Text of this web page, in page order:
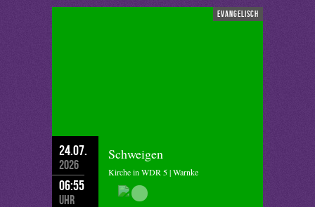
evangelisch
24.07.
2026
06:55
Uhr
Schweigen
Kirche in WDR 5 | Warnke